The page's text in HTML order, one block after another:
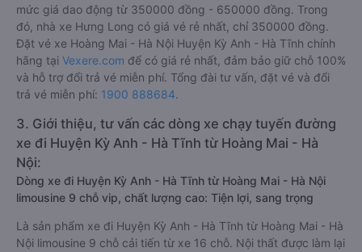
mức giá dao động từ 350000 đồng - 650000 đồng. Trong
đó, nhà xe Hưng Long có giá vé rẻ nhất, chỉ 350000 đồng.
Đặt vé xe Hoàng Mai - Hà Nội Huyện Kỳ Anh - Hà Tĩnh chính
hãng tại Vexere.com để có giá rẻ nhất, đảm bảo giữ chỗ 100%
và hỗ trợ đổi trả vé miễn phí. Tổng đài tư vấn, đặt vé và đổi
trả vé miễn phí: 1900 888684.
3. Giới thiệu, tư vấn các dòng xe chạy tuyến đường
xe đi Huyện Kỳ Anh - Hà Tĩnh từ Hoàng Mai - Hà
Nội:
Dòng xe đi Huyện Kỳ Anh - Hà Tĩnh từ Hoàng Mai - Hà Nội
limousine 9 chỗ vip, chất lượng cao: Tiện lợi, sang trọng
Là sản phẩm xe đi Huyện Kỳ Anh - Hà Tĩnh từ Hoàng Mai - Hà
Nội limousine 9 chỗ cải tiến từ xe 16 chỗ. Nội thất được làm lại